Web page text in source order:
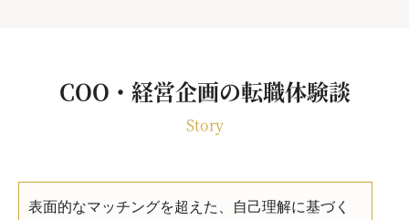
COO・経営企画の転職体験談
Story
表面的なマッチングを超えた、自己理解に基づく